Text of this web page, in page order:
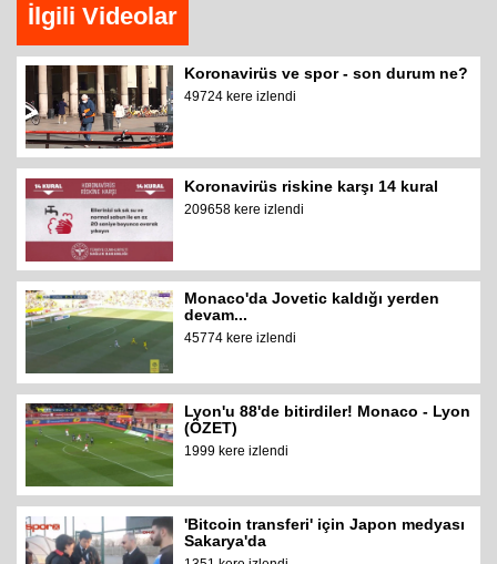
İlgili Videolar
Koronavirüs ve spor - son durum ne?
49724 kere izlendi
Koronavirüs riskine karşı 14 kural
209658 kere izlendi
Monaco'da Jovetic kaldığı yerden
devam...
45774 kere izlendi
Lyon'u 88'de bitirdiler! Monaco - Lyon
(ÖZET)
1999 kere izlendi
'Bitcoin transferi' için Japon medyası
Sakarya'da